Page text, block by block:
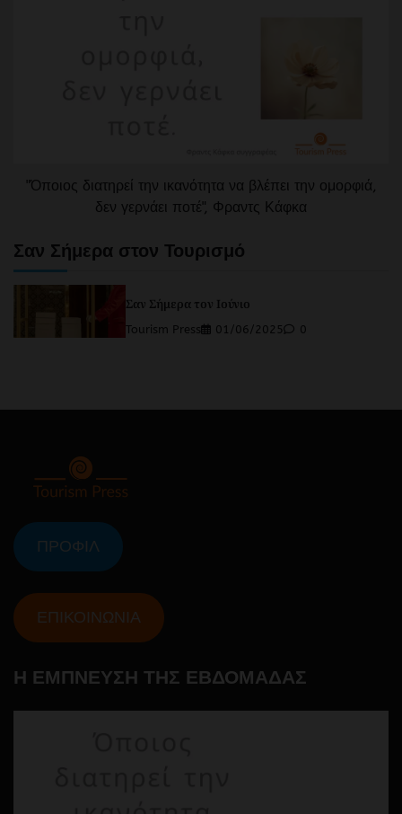
"Όποιος διατηρεί την ικανότητα να βλέπει την ομορφιά,
δεν γερνάει ποτέ", Φραντς Κάφκα
Σαν Σήμερα στον Τουρισμό
Σαν Σήμερα τον Ιούνιο
Tourism Press 01/06/2025 0
ΠΡΟΦΙΛ
ΕΠΙΚΟΙΝΩΝΙΑ
Η ΕΜΠΝΕΥΣΗ ΤΗΣ ΕΒΔΟΜΑΔΑΣ